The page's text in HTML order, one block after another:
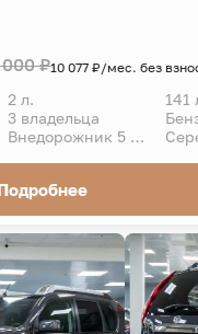
₽10 077 ₽/мес. без
2 л.
141
3 владельца
Внедорожник 5 дв.